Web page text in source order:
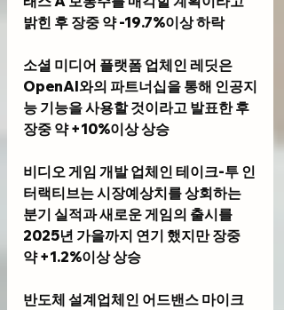
밝힌 후 장중 약 -19.7%이상 하락
소셜 미디어 플랫폼 업체인 레딧은
OpenAI와의 파트너십을 통해 인공지
능 기능을 사용할 것이라고 발표한 후
장중 약 +10%이상 상승
비디오 게임 개발 업체인 테이크-투 인
터랙티브는 시장예상치를 상회하는
분기 실적과 새로운 게임의 출시를
2025년 가을까지 연기 했지만 장중
약 +1.2%이상 상승
반도체 설계업체인 어드밴스 마이크